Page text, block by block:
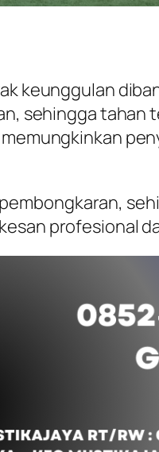
keunggulan
sehingga
profesional